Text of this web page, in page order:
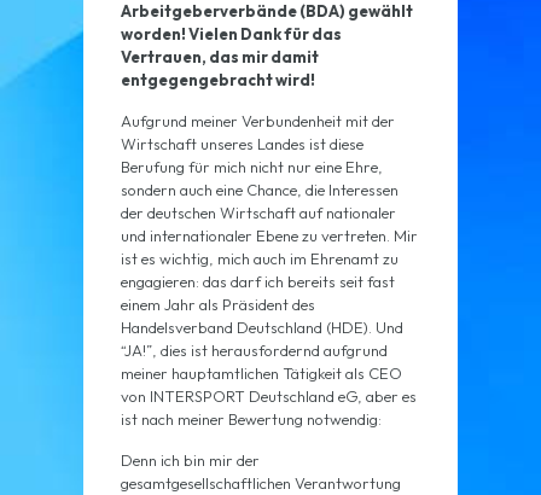
Arbeitgeberverbände (BDA) gewählt
worden! Vielen Dank für das
Vertrauen, das mir damit
entgegengebracht wird!
Aufgrund meiner Verbundenheit mit der
Wirtschaft unseres Landes ist diese
Berufung für mich nicht nur eine Ehre,
sondern auch eine Chance, die Interessen
der deutschen Wirtschaft auf nationaler
und internationaler Ebene zu vertreten. Mir
ist es wichtig, mich auch im Ehrenamt zu
engagieren: das darf ich bereits seit fast
einem Jahr als Präsident des
Handelsverband Deutschland (HDE). Und
“JA!”, dies ist herausfordernd aufgrund
meiner hauptamtlichen Tätigkeit als CEO
von INTERSPORT Deutschland eG, aber es
ist nach meiner Bewertung notwendig:
Denn ich bin mir der
gesamtgesellschaftlichen Verantwortung